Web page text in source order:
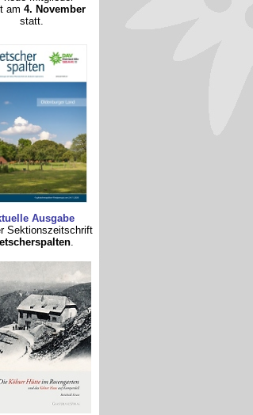
am 4. November
statt.
Ausgabe
Sektionszeitschrift
.